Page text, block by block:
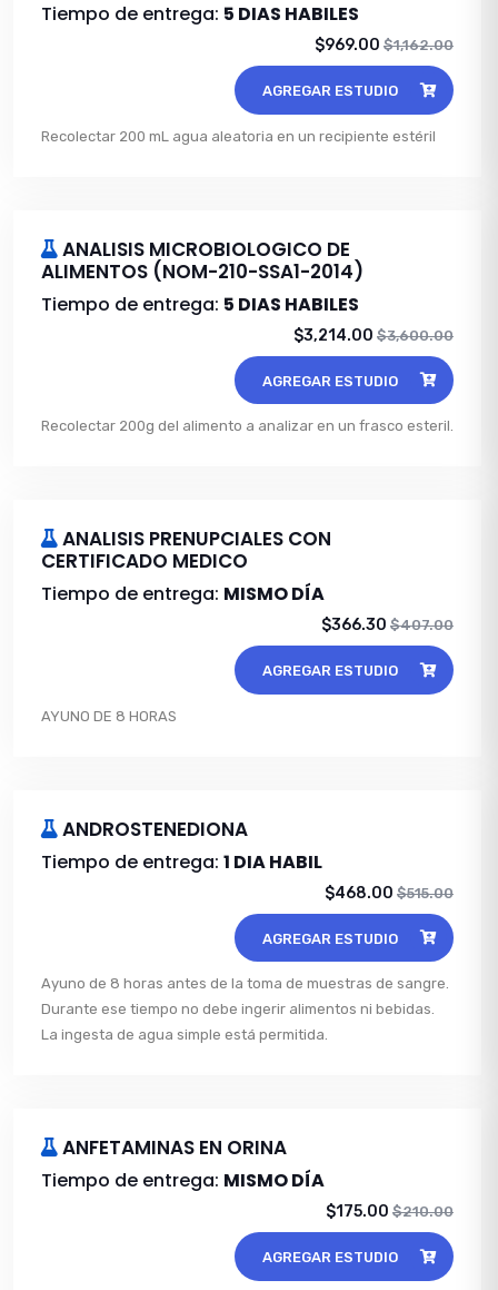
Tiempo de entrega: 5 DIAS HABILES
$969.00 $1,162.00
AGREGAR ESTUDIO
Recolectar 200 mL agua aleatoria en un recipiente estéril
ANALISIS MICROBIOLOGICO DE
ALIMENTOS (NOM-210-SSA1-2014)
Tiempo de entrega: 5 DIAS HABILES
$3,214.00 $3,600.00
AGREGAR ESTUDIO
Recolectar 200g del alimento a analizar en un frasco esteril.
ANALISIS PRENUPCIALES CON
CERTIFICADO MEDICO
Tiempo de entrega: MISMO DÍA
$366.30 $407.00
AGREGAR ESTUDIO
AYUNO DE 8 HORAS
ANDROSTENEDIONA
Tiempo de entrega: 1 DIA HABIL
$468.00 $515.00
AGREGAR ESTUDIO
Ayuno de 8 horas antes de la toma de muestras de sangre.
Durante ese tiempo no debe ingerir alimentos ni bebidas.
La ingesta de agua simple está permitida.
ANFETAMINAS EN ORINA
Tiempo de entrega: MISMO DÍA
$175.00 $210.00
AGREGAR ESTUDIO